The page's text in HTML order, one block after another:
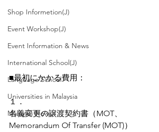
Shop Informetion(J)
Event Workshop(J)
Event Information & News
International School(J)
Language School
Universities in Malaysia
Malaysia News
■最初にかかる費用：
１．
名義変更の譲渡契約書（MOT、
Memorandum Of Transfer (MOT)）